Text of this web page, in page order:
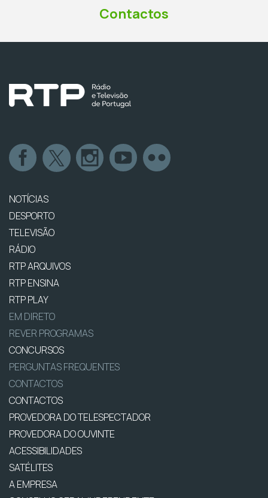
Contactos
NOTÍCIAS
DESPORTO
TELEVISÃO
RÁDIO
RTP ARQUIVOS
RTP ENSINA
RTP PLAY
EM DIRETO
REVER PROGRAMAS
CONCURSOS
PERGUNTAS FREQUENTES
CONTACTOS
CONTACTOS
PROVEDORA DO TELESPECTADOR
PROVEDORA DO OUVINTE
ACESSIBILIDADES
SATÉLITES
A EMPRESA